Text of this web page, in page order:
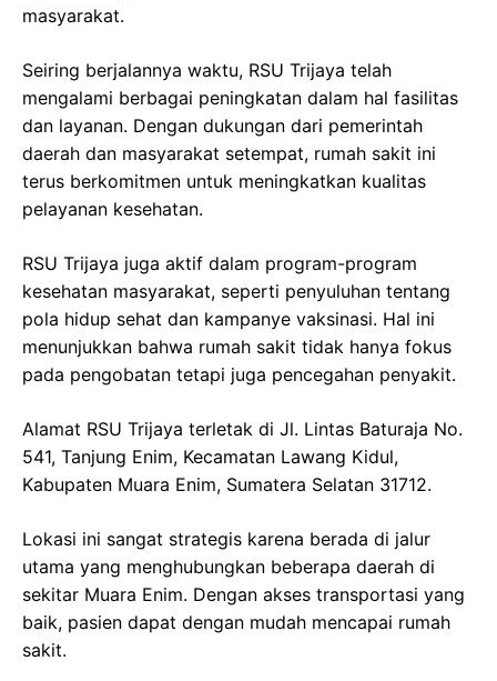
masyarakat.
Seiring berjalannya waktu, RSU Trijaya telah
mengalami berbagai peningkatan dalam hal fasilitas
dan layanan. Dengan dukungan dari pemerintah
daerah dan masyarakat setempat, rumah sakit ini
terus berkomitmen untuk meningkatkan kualitas
pelayanan kesehatan.
RSU Trijaya juga aktif dalam program-program
kesehatan masyarakat, seperti penyuluhan tentang
pola hidup sehat dan kampanye vaksinasi. Hal ini
menunjukkan bahwa rumah sakit tidak hanya fokus
pada pengobatan tetapi juga pencegahan penyakit.
Alamat RSU Trijaya terletak di Jl. Lintas Baturaja No.
541, Tanjung Enim, Kecamatan Lawang Kidul,
Kabupaten Muara Enim, Sumatera Selatan 31712.
Lokasi ini sangat strategis karena berada di jalur
utama yang menghubungkan beberapa daerah di
sekitar Muara Enim. Dengan akses transportasi yang
baik, pasien dapat dengan mudah mencapai rumah
sakit.